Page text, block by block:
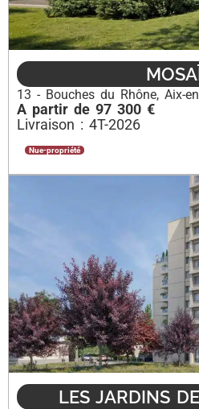
13 - Bouches du Rhône, Aix-
A partir de 97 300 €
Livraison : 4T-2026
Nue-propriété
LES JARDINS